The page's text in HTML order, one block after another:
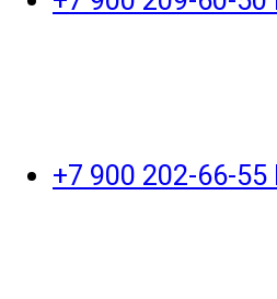
+7 900 202-66-